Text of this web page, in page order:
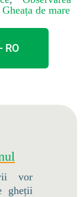
Gheața de mare
RO
vor
gheții